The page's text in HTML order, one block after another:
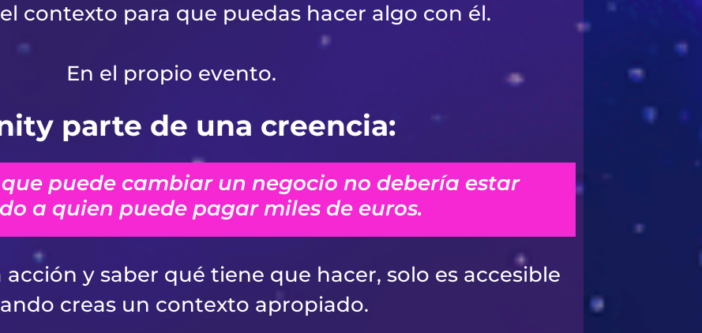
contexto para que puedas hacer algo con él.
En el propio evento.
parte de una creencia:
puede cambiar un negocio no debería estar
a quien puede pagar miles de euros.
y saber qué tiene que hacer, solo es accesible
creas un contexto apropiado.